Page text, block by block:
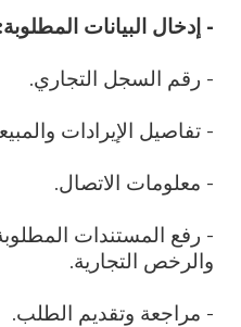
- إدخال البيانات
- رقم السجل التجاري.
- تفاصيل الإيرادات
- معلومات الاتصال.
- رفع المستندات
والرخص التجارية.
- مراجعة وتقديم الطلب.